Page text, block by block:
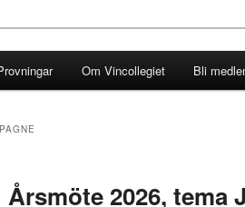
Om Vincollegiet Bli
Årsmöte 2026, tema